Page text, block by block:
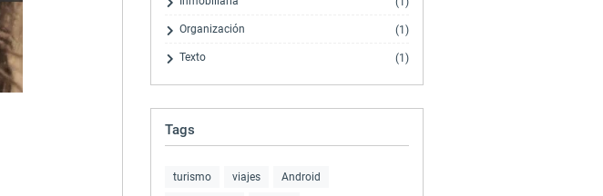
Organización (1)
Texto (1)
Tags
turismo viajes Android